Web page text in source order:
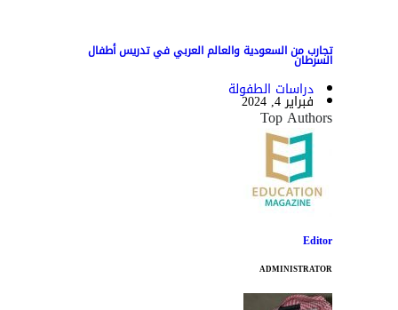
تجارب من السعودية والعالم العربي في تدريس أطفال
السرطان
دراسات الطفولة
فبراير 4, 2024
Top Authors
Editor
ADMINISTRATOR